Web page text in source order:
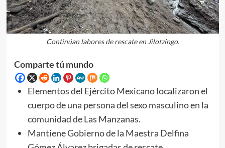
Continúan labores de rescate en Jilotzingo.
Comparte tú mundo
Elementos del Ejército Mexicano localizaron el
cuerpo de una persona del sexo masculino en la
comunidad de Las Manzanas.
Mantiene Gobierno de la Maestra Delfina